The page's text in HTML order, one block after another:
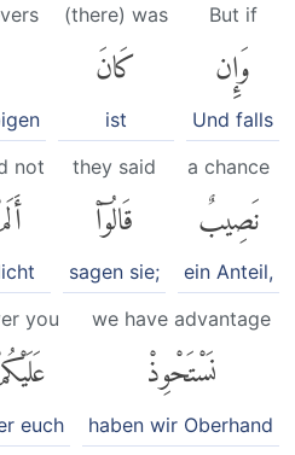
But if
وَإِن
Und falls
(there) was
كَانَ
ist
a chance
نَصِيبٌ
ein Anteil,
they said
قَالُوٓا۟
sagen sie;
not
we have advantage
نَسْتَحْوِذْ
haben wir Oberhand
you
euch